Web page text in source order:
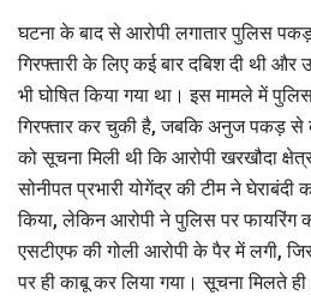
घटना के बाद से आरोपी लगातार पुलिस
गिरफ्तारी के लिए कई बार दबिश दी थी
भी घोषित किया गया था। इस मामले में
गिरफ्तार कर चुकी है, जबकि अनुज पकड़ से
को सूचना मिली थी कि आरोपी खरखौदा
सोनीपत प्रभारी योगेंद्र की टीम ने
किया, लेकिन आरोपी ने पुलिस पर फायरिंग
एसटीएफ की गोली आरोपी के पैर में लगी,
पर ही काबू कर लिया गया। सूचना मिलते